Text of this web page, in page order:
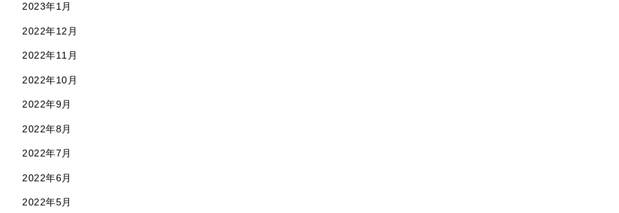
2023年1月
2022年12月
2022年11月
2022年10月
2022年9月
2022年8月
2022年7月
2022年6月
2022年5月